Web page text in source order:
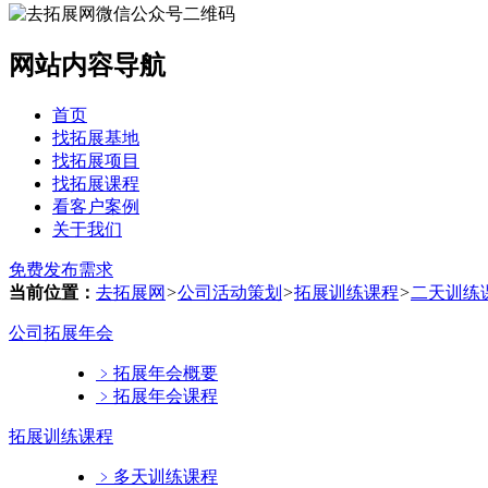
网站内容导航
首页
找拓展基地
找拓展项目
找拓展课程
看客户案例
关于我们
免费发布需求
当前位置： 去拓展网 >公司活动策划 >拓展训练课程>二天训练
公司拓展年会
﹥ 拓展年会概要
﹥ 拓展年会课程
拓展训练课程
﹥ 多天训练课程